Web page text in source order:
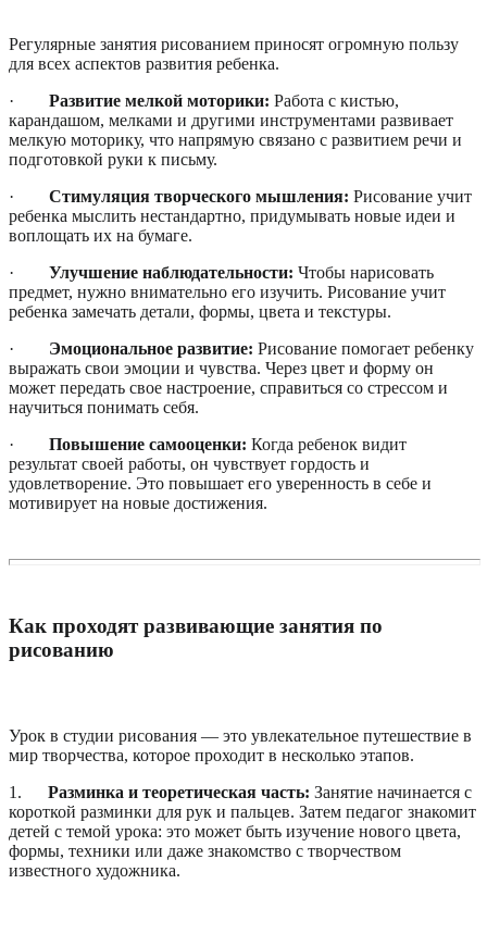
Регулярные занятия рисованием приносят огромную пользу
для всех аспектов развития ребенка.
· Развитие мелкой моторики: Работа с кистью,
карандашом, мелками и другими инструментами развивает
мелкую моторику, что напрямую связано с развитием речи и
подготовкой руки к письму.
· Стимуляция творческого мышления: Рисование учит
ребенка мыслить нестандартно, придумывать новые идеи и
воплощать их на бумаге.
· Улучшение наблюдательности: Чтобы нарисовать
предмет, нужно внимательно его изучить. Рисование учит
ребенка замечать детали, формы, цвета и текстуры.
· Эмоциональное развитие: Рисование помогает ребенку
выражать свои эмоции и чувства. Через цвет и форму он
может передать свое настроение, справиться со стрессом и
научиться понимать себя.
· Повышение самооценки: Когда ребенок видит
результат своей работы, он чувствует гордость и
удовлетворение. Это повышает его уверенность в себе и
мотивирует на новые достижения.
Как проходят развивающие занятия по
рисованию
Урок в студии рисования — это увлекательное путешествие в
мир творчества, которое проходит в несколько этапов.
1. Разминка и теоретическая часть: Занятие начинается с
короткой разминки для рук и пальцев. Затем педагог знакомит
детей с темой урока: это может быть изучение нового цвета,
формы, техники или даже знакомство с творчеством
известного художника.